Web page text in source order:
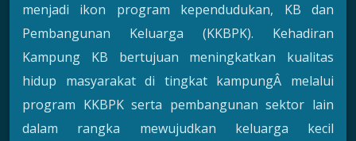
menjadi ikon program kependudukan, KB dan
Pembangunan Keluarga (KKBPK). Kehadiran
Kampung KB bertujuan meningkatkan kualitas
hidup masyarakat di tingkat kampungÂ melalui
program KKBPK serta pembangunan sektor lain
dalam rangka mewujudkan keluarga kecil